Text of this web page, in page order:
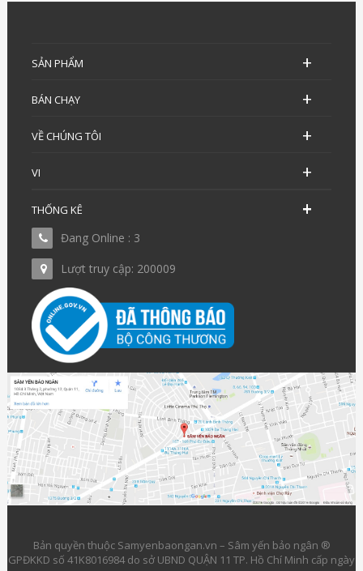
SẢN PHẨM
BÁN CHẠY
VỀ CHÚNG TÔI
VI
THỐNG KÊ
Đang Online : 3
Lượt truy cập: 200009
Bản quyền thuộc Samyenbaongan.vn – Sâm yến bảo ngân ®
GPĐKKD số 41K8016984 do sở UBND QUẬN 11 TP. Hồ Chí Minh cấp ngày